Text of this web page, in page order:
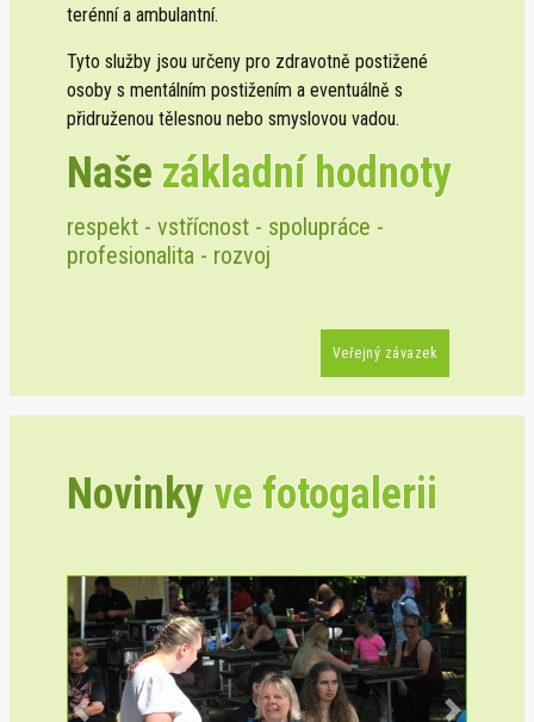
terénní a ambulantní.
Tyto služby jsou určeny pro zdravotně postižené
osoby s mentálním postižením a eventuálně s
přidruženou tělesnou nebo smyslovou vadou.
Naše základní hodnoty
respekt - vstřícnost - spolupráce -
profesionalita - rozvoj
Veřejný závazek
Novinkyve fotogalerii